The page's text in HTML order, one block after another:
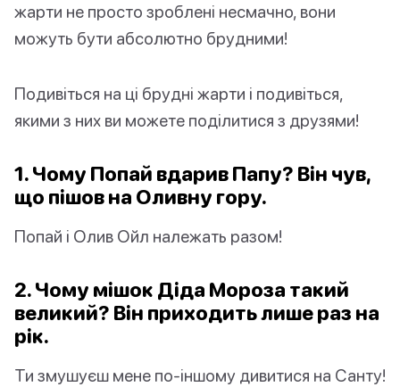
жарти не просто зроблені несмачно, вони
можуть бути абсолютно брудними!
Подивіться на ці брудні жарти і подивіться,
якими з них ви можете поділитися з друзями!
1. Чому Попай вдарив Папу? Він чув,
що пішов на Оливну гору.
Попай і Олив Ойл належать разом!
2. Чому мішок Діда Мороза такий
великий? Він приходить лише раз на
рік.
Ти змушуєш мене по-іншому дивитися на Санту!